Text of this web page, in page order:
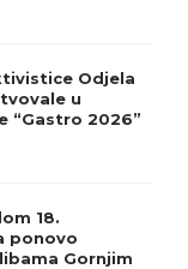
Odjela
u
“Gastro 2026”
18.
ponovo
Gornjim